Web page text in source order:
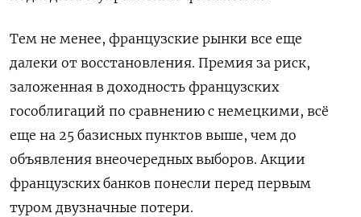
Тем не менее, французские рынки все еще
далеки от восстановления. Премия за риск,
заложенная в доходность французских
гособлигаций по сравнению с немецкими, всё
еще на 25 базисных пунктов выше, чем до
объявления внеочередных выборов. Акции
французских банков понесли перед первым
туром двузначные потери.